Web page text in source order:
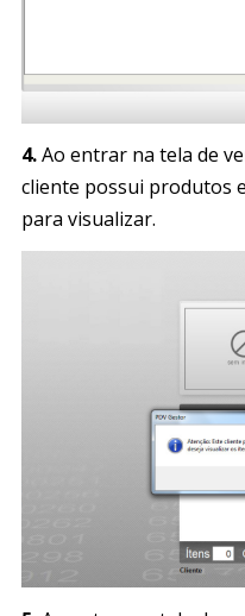
4.Ao entrar na tela de
cliente possui produtos
para visualizar.